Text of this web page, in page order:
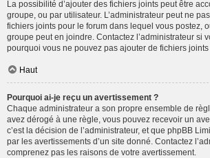
La possibilité d’ajouter des fichiers joints peut être
groupe, ou par utilisateur. L’administrateur peut ne
fichiers joints pour le forum dans lequel vous postez,
groupe peut en joindre. Contactez l’administrateur si
pourquoi vous ne pouvez pas ajouter de fichiers joints
Haut
Pourquoi ai-je reçu un avertissement ?
Chaque administrateur a son propre ensemble de
avez dérogé à une règle, vous pouvez recevoir un
c’est la décision de l’administrateur, et que phpBB
par les avertissements d’un site donné. Contactez
comprenez pas les raisons de votre avertissement.